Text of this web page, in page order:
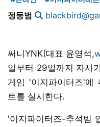
정동범
써니YNK(대표 윤영석,
일부터 29일까지 자사
게임 '이지파이터즈'에
트를 실시한다.
'이지파이터즈-추석빔